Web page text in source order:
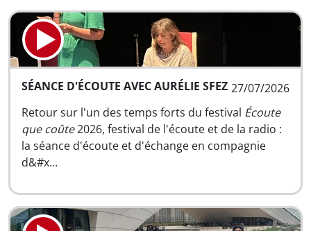
27/07/2026
SÉANCE D'ÉCOUTE AVEC AURÉLIE SFEZ
Retour sur l'un des temps forts du festival Écoute
que coûte2026, festival de l'écoute et de la radio :
la séance d'écoute et d'échange en compagnie
d&#x…